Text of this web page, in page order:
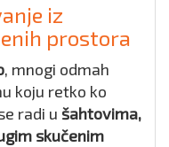
iz
prostora
, mnogi odmah
koju retko ko
radi u šahtovima,
skučenim